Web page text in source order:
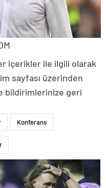
içerikler ile ilgili olarak
sayfası üzerinden
bildirimlerinize geri
Konferans